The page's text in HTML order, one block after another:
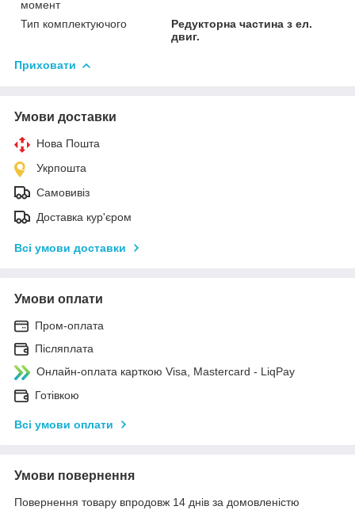
момент
Тип комплектуючого
Редукторна частина з ел.
двиг.
Приховати
Умови доставки
Нова Пошта
Укрпошта
Самовивіз
Доставка кур'єром
Всі умови доставки
Умови оплати
Пром-оплата
Післяплата
Онлайн-оплата карткою Visa, Mastercard - LiqPay
Готівкою
Всі умови оплати
Умови повернення
Повернення товару впродовж 14 днів за домовленістю